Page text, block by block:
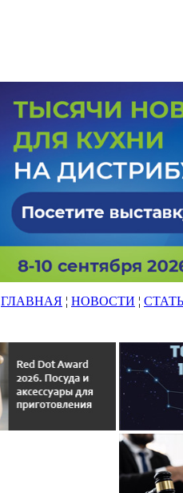
ГЛАВНАЯ ¦ НОВОСТИ ¦